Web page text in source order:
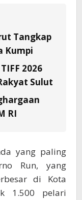
Tangkap
Kumpi
2026
Sulut
RI
yang paling
Run, yang
di Kota
1.500 pelari